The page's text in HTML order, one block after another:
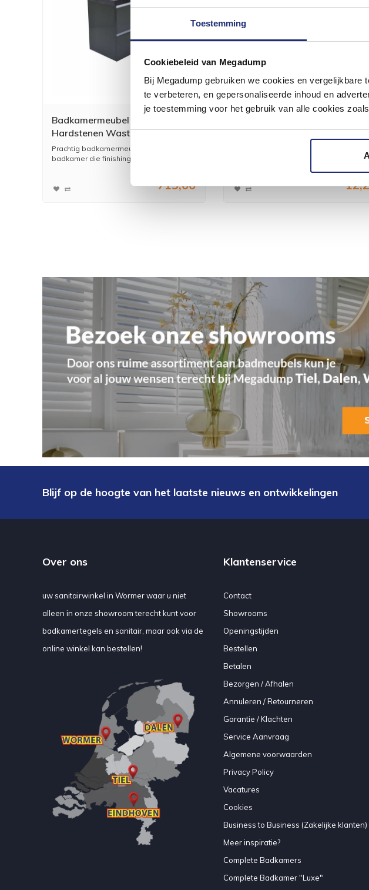
Toestemming
Cookiebeleid van Megadump
Bij Megadump gebruiken we cookies en
te verbeteren, en gepersonaliseerde inhoud en
je toestemming voor het gebruik van alle cookies
Badkamermeubel Luna 60X47
Hardstenen Wastafel
Hoogglans Grijs (2 Laden)
Prachtig badkamermeubel set om uw
badkamer die finishing tou...
719,00
Zonder Wartel Chroom
Blijf op de hoogte van het laatste nieuws en ontwikkelingen
Over ons
uw sanitairwinkel in Wormer waar u niet
alleen in onze showroom terecht kunt voor
badkamertegels en sanitair, maar ook via de
online winkel kan bestellen!
Klantenservice
Contact
Showrooms
Openingstijden
Bestellen
Betalen
Bezorgen / Afhalen
Annuleren / Retourneren
Garantie / Klachten
Service Aanvraag
Algemene voorwaarden
Privacy Policy
Vacatures
Cookies
Business to Business (Zakelijke klanten)
Meer inspiratie?
Complete Badkamers
Complete Badkamer "Luxe"